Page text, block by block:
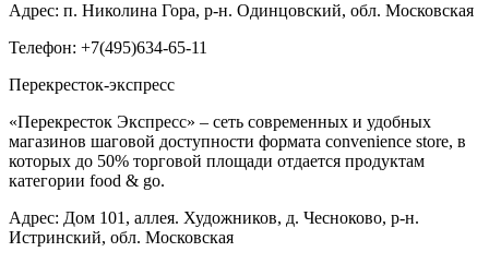
Адрес: п. Николина Гора, р-н. Одинцовский, обл. Московская
Телефон: +7(495)634-65-11
Перекресток-экспресс
«Перекресток Экспресс» – сеть современных и удобных
магазинов шаговой доступности формата convenience store, в
которых до 50% торговой площади отдается продуктам
категории food & go.
Адрес: Дом 101, аллея. Художников, д. Чесноково, р-н.
Истринский, обл. Московская